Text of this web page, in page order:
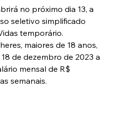
no próximo dia 13, a
seletivo simplificado
temporário.
maiores de 18 anos,
de dezembro de 2023 a
mensal de R$
semanais.